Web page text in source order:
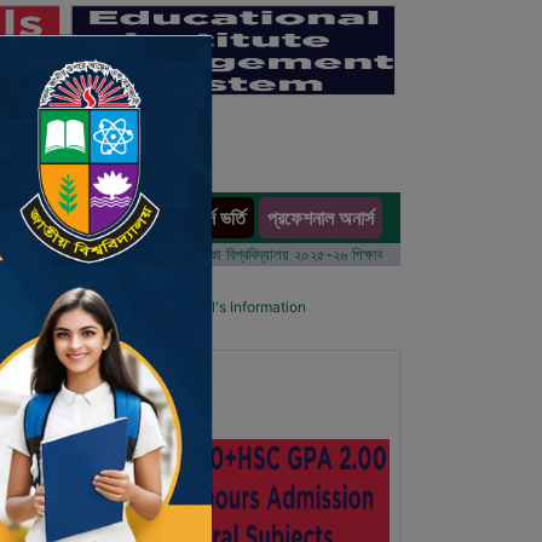
অনার্স ভর্তি প্রফেশনাল অনার্স
ভর্তি আবেদন বিজ্ঞপ্তি ঢাকা বিশ্ববিদ্যালয় ২০২৫-২৬ শিক্ষাবর্ষে আন্ডারগ্র্যাজুয়েট প্রোগ্রামে ভর্তি
Details Primary School's Information